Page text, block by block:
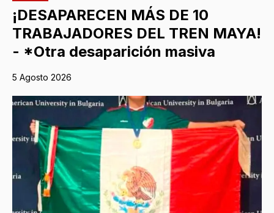
¡DESAPARECEN MÁS DE 10
TRABAJADORES DEL TREN MAYA!
- *Otra desaparición masiva
5 Agosto 2026